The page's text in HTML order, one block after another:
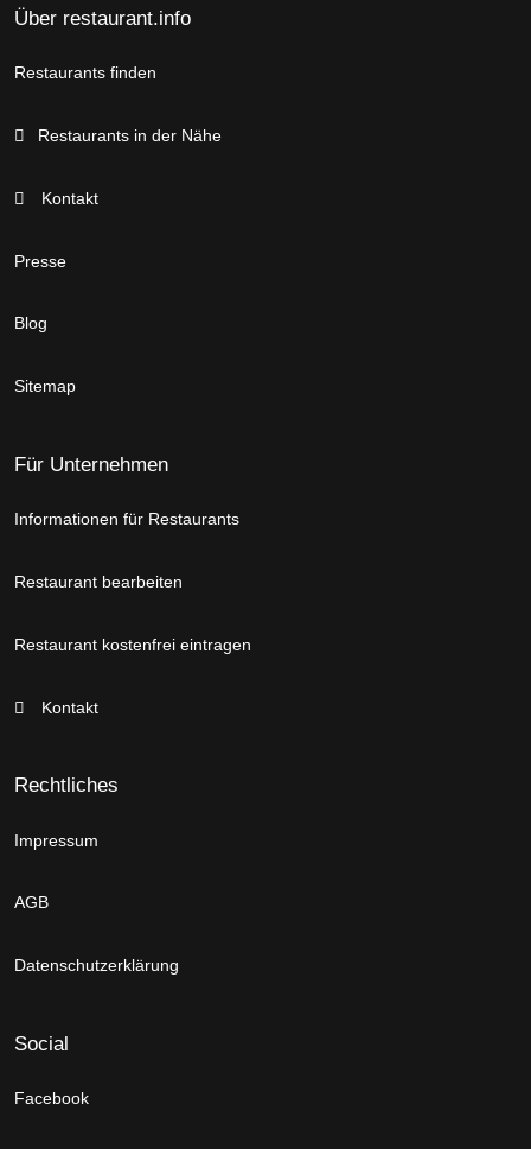
Über restaurant.info
Restaurants finden
Restaurants in der Nähe
Kontakt
Presse
Blog
Sitemap
Für Unternehmen
Informationen für Restaurants
Restaurant bearbeiten
Restaurant kostenfrei eintragen
Kontakt
Rechtliches
Impressum
AGB
Datenschutzerklärung
Social
Facebook